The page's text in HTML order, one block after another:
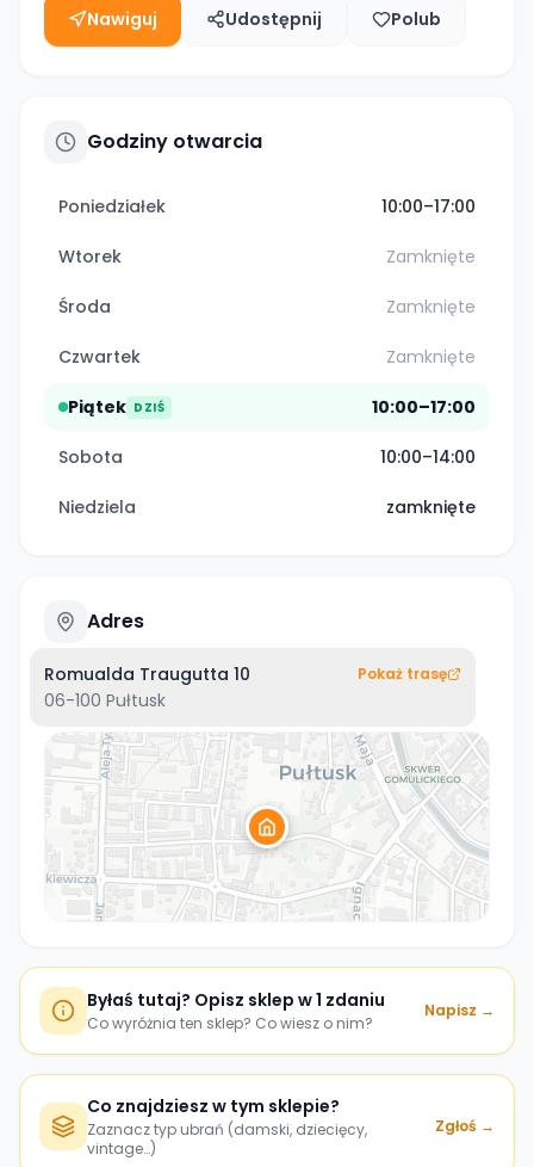
Nawiguj Udostępnij Polub
Godziny otwarcia
Poniedziałek 10:00–17:00
Wtorek Zamknięte
Środa Zamknięte
Czwartek Zamknięte
Piątek DZIŚ 10:00–17:00
Sobota 10:00–14:00
Niedziela zamknięte
Adres
Romualda Traugutta 10
06-100 Pułtusk
Pokaż trasę
Byłaś tutaj? Opisz sklep w 1 zdaniu
Co wyróżnia ten sklep? Co wiesz o nim?
Napisz →
Co znajdziesz w tym sklepie?
Zaznacz typ ubrań (damski, dziecięcy,
vintage…)
Zgłoś →